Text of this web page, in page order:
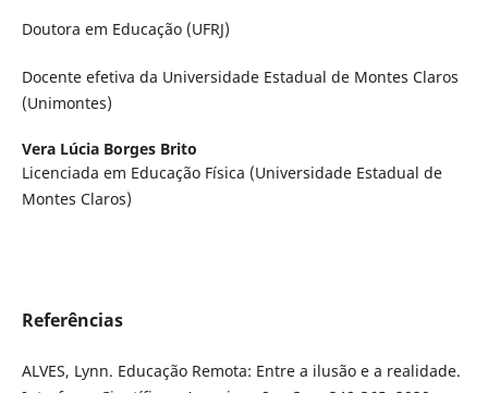
Doutora em Educação (UFRJ)
Docente efetiva da Universidade Estadual de Montes Claros
(Unimontes)
Vera Lúcia Borges Brito
Licenciada em Educação Física (Universidade Estadual de
Montes Claros)
Referências
ALVES, Lynn. Educação Remota: Entre a ilusão e a realidade.